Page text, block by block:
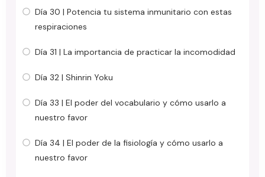
Día 30 | Potencia tu sistema inmunitario con estas
respiraciones
Día 31 | La importancia de practicar la incomodidad
Día 32 | Shinrin Yoku
Día 33 | El poder del vocabulario y cómo usarlo a
nuestro favor
Día 34 | El poder de la fisiología y cómo usarlo a
nuestro favor